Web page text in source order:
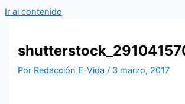
Ir al contenido
Por Redacción E-Vida/ 3 marzo, 2017